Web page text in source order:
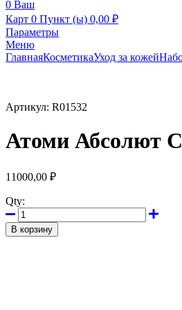
0 Ваш
Карт 0 Пункт (ы) 0,00 ₽
Параметры
Меню
ГлавнаяКосметикаУход за кожей
Артикул: R01532
Атоми Абсолют
11000,00 ₽
Qty:
В корзину